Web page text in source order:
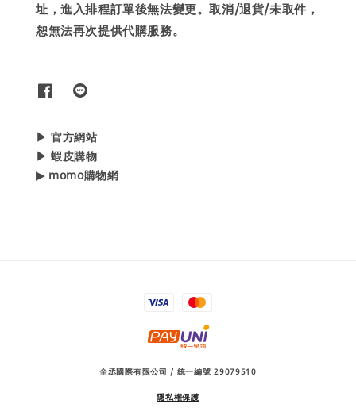
址，進入排程訂單後無法變更。取消/退貨/未取件，
恕無法再次提供代購服務。
▶ 官方網站
▶ 蝦皮購物
▶ momo購物網
全丞國際有限公司 / 統一編號 29079510
隱私權保護